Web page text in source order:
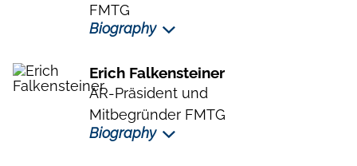
FMTG
Biography
Otmar Michaeler ist CEO und einer der drei
Eigentümer der FMTG – Falkensteiner Michaeler
Tourism Group AG (FMTG), die er gemeinsam mit
Erich und Andreas Falkensteiner im Jahr 2007
Erich Falkensteiner
AR-Präsident und
Mitbegründer FMTG
Biography